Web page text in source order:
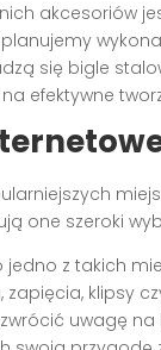
akcesoriów
planujemy
się bigle
efektywne
one szeroki
jedno z takich
zapięcia, klipsy
uwagę